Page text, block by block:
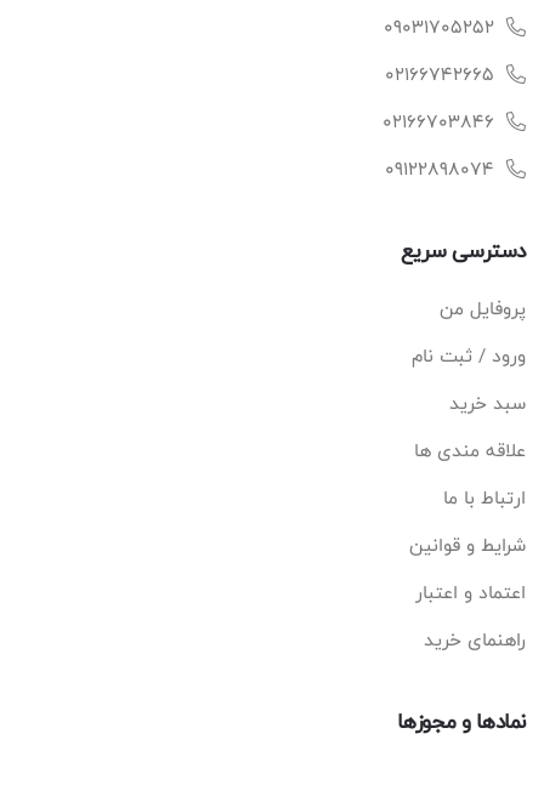
09031705252
02166742665
02166703846
09122898074
دسترسی سریع
پروفایل من
ورود / ثبت نام
سبد خرید
علاقه مندی ها
ارتباط با ما
شرایط و قوانین
اعتماد و اعتبار
راهنمای خرید
نمادها و مجوزها